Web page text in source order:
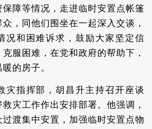
保障等情况，走进临时安置点帐篷
，同他们围坐在一起深入交谈，
况和困难诉求，鼓励大家坚定信
服困难，在党和政府的帮助下，
的房子。
灾指挥部，胡昌升主持召开座谈
灾工作作出安排部署。他强调，
渡集中安置，加强临时安置点物